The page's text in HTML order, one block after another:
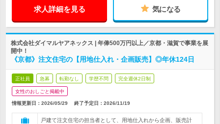
求人詳細を見る 気になる
株式会社ダイマルヤアネックス | 年俸500万円以上／京都・滋賀で事業を展
開中！
《京都》注文住宅の【用地仕入れ・企画販売】◎年休124日
正社員 急募 転勤なし 学歴不問 完全週休2日制
女性のおしごと掲載中
情報更新日：2026/05/29 終了予定日： 2026/11/19
戸建て注文住宅の担当者として、用地仕入れから企画、販売計